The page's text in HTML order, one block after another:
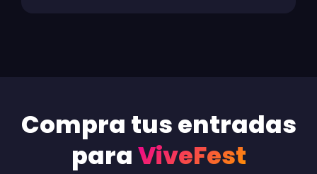
Compra tus entradas
paraViveFest